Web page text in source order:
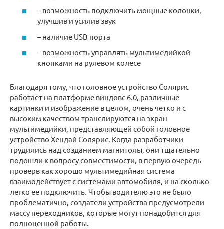
– возможность подключить мощные колонки,
улучшив и усилив звук
– наличие USB порта
– возможность управлять мультимедийкой
кнопками на рулевом колесе
Благодаря тому, что головное устройство Солярис
работает на платформе виндовс 6.0, различные
картинки и изображение в целом, очень четко и с
высоким качеством транслируются на экран
мультимедийки, представляющей собой головное
устройство Хендай Солярис. Когда разработчики
трудились над созданием магнитолы, они тщательно
подошли к вопросу совместимости, в первую очередь
проверв как хорошо мультимедийная система
взаимодействует с системами автомобиля, и на сколько
легко ее подключить. Чтобы водителю это не было
проблематично, создатели устройства предусмотрели
массу переходников, которые могут понадобится для
полноценной работы.